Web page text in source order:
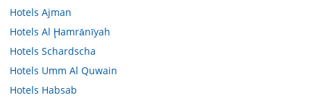
Hotels Ajman
Hotels Al Ḩamrānīyah
Hotels Schardscha
Hotels Umm Al Quwain
Hotels Habsab